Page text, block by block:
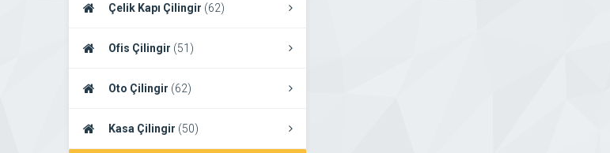
Çelik Kapı Çilingir (62)
Ofis Çilingir (51)
Oto Çilingir (62)
Kasa Çilingir (50)